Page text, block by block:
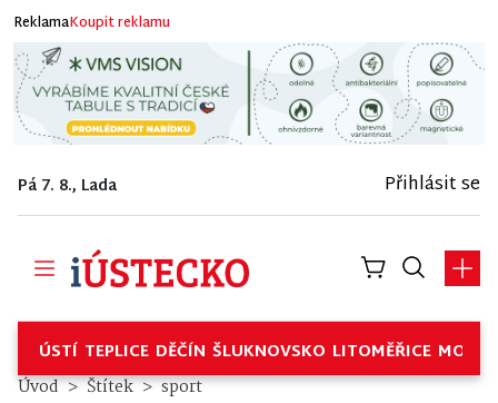
ReklamaKoupit reklamu
Pá 7. 8., Lada Přihlásit se
ÚSTÍ TEPLICE DĚČÍN ŠLUKNOVSKO LITOMĚŘICE
Úvod Štítek sport